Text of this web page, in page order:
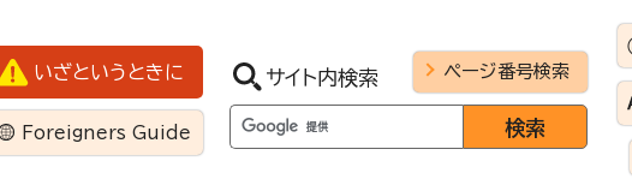
いざというときに
Foreigners Guide
サイト内検索 ページ番号検索